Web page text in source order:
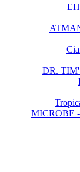
מיקרוב ליפט מתוקים - MICROBE